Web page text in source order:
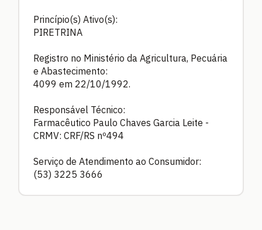
Princípio(s) Ativo(s):
PIRETRINA
Registro no Ministério da Agricultura, Pecuária
e Abastecimento:
4099 em 22/10/1992.
Responsável Técnico:
Farmacêutico Paulo Chaves Garcia Leite -
CRMV: CRF/RS nº494
Serviço de Atendimento ao Consumidor:
(53) 3225 3666